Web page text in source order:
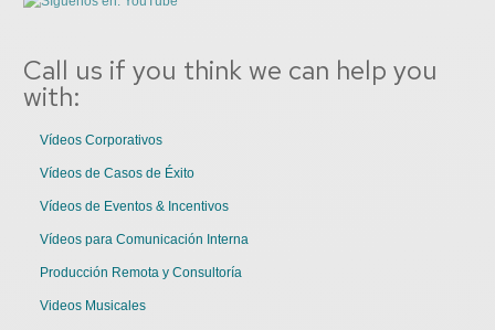
Call us if you think we can help you
with:
Vídeos Corporativos
Vídeos de Casos de Éxito
Vídeos de Eventos & Incentivos
Vídeos para Comunicación Interna
Producción Remota y Consultoría
Videos Musicales